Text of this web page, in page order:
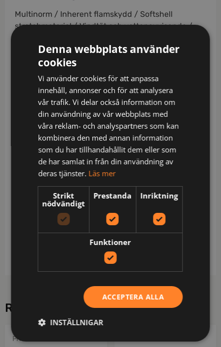
Multinorm / Inherent flamskydd / Softshell
stretchmaterial / Vindtät och vattenavvisande /
och dolda tryckknappar / Innerficka med dragkedja
/ Ribbstickade stretchpartier i midjan / Gylf med
dragkedja / Hälla för id-kortshållare vid linningen /
2 framfickor / 2 bakfickor med lock, dold tryckknapp
i ytterkanterna / Dubbel förstärkt grensöm / Stor
aramid-förstärkt verktygsficka / Benficka med
telefonficka, lock med kardborrefäste / Förböjda
knän / Aramid-förstärkta knäfickor med öppning
inifrån / Knäskydden i knäfickorna kan höjdjusteras
/ Extra benupplägg, kan förlängas 5 cm / PFAS-fri
/ Metallfri / Godkänd enligt EN 61482-1-2 APC 2, EN
61482-1-1 ELIM: 23 cal/cm² EBT: 28 cal/cm², EN ISO
11612 A1 A2 B1 C2 F1, EN ISO 11611 A1 A2 klass 2, EN
1149-5, EN 13034 typ PB [6], EN 14404 tillsammans
med knäskydd 124292 och EN 13758-2 UPF 40+ UV-
skydd. Materialet är godkänt för 500+ UV-skydd /
Testad för industritvätt enligt ISO 15797 / OEKO-
RELATERADE PRODUKTER
PROJOB
Denna webbplats använder
cookies
Vi använder cookies för att anpassa
innehåll, annonser och för att analysera
vår trafik. Vi delar också information om
din användning av vår webbplats med
våra reklam- och analyspartners som kan
kombinera den med annan information
som du har tillhandahållit dem eller som
de har samlat in från din användning av
deras tjänster. Läs mer
Strikt
nödvändigt
Prestanda Inriktning
Funktioner
ACCEPTERA ALLA
INSTÄLLNIGAR